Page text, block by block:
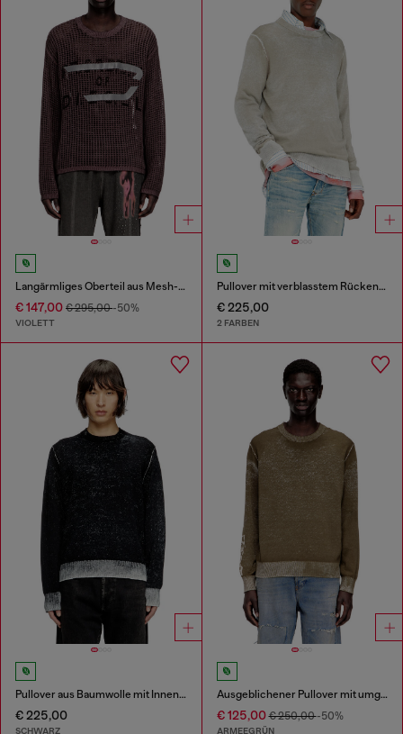
Langärmliges Oberteil aus Mesh-Strick
€ 147,00 € 295,00-50%
VIOLETT
Pullover mit verblasstem Rückendruck
€ 225,00
2 FARBEN
Pullover aus Baumwolle mit Innen-Print
€ 225,00
SCHWARZ
Ausgeblichener Pullover mit umgekehrtem Druck und Schriftzug
€ 125,00€ 250,00-50%
ARMEEGRÜN